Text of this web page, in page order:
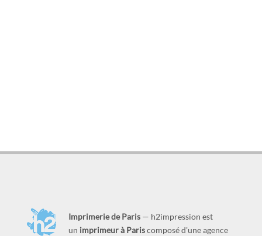
Imprimerie de Paris — h2impression est
un imprimeur à Pariscomposé d'une agence